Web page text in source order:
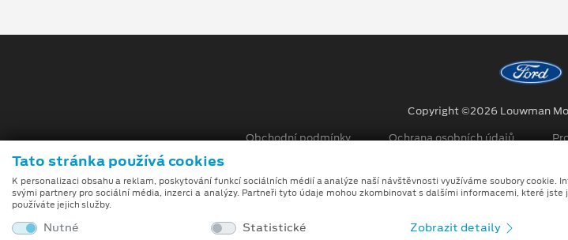
Copyright ©2026 Louwman
Obchodní podmínky
Ochrana osobních údajů
Při tvorbě videí a obrázků na tomto webu je využíváno kombinace tradičních fotografií či
umělé inteligence (gen-AI).
Tato stránka používá cookies
K personalizaci obsahu a reklam, poskytování funkcí sociálních médií a analýze naší návštěvnosti využíváme soubory cookie.
svými partnery pro sociální média, inzerci a analýzy. Partneři tyto údaje mohou zkombinovat s dalšími informacemi, které
používáte jejich služby.
Nutné Statistické Zobrazit detaily